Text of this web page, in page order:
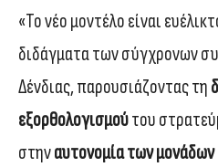
«Το νέο μοντέλο είναι
διδάγματα των σύγχρονων
Δένδιας, παρουσιάζοντας τη
εξορθολογισμούτου
στηναυτονομία των μονάδων